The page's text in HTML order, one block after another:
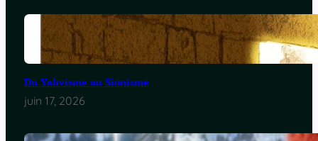
Du Yahvisme au Sionisme
juin 17, 2026